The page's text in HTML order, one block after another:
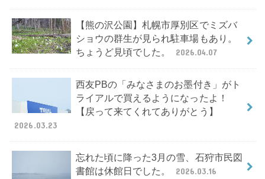
【熊の沢公園】札幌市厚別区でミズバ
ショウの群生が見られ駐車場もあり。
ちょうど見頃でした。
2026.04.07
西友PBの「みなさまのお墨付き」がト
ライアルで買えるようになったよ！
【戻って来てくれてありがとう】
2026.03.23
忘れた頃に降った3月の雪、石狩市民図
書館は休館日でした。
2026.03.16